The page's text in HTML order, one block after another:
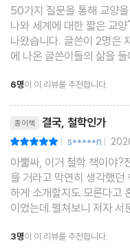
환상을 좇아도 좋을까?
서른 번째 인문학 │ 모든
무일까?
서른한 번째 인문학 │ 자유
는 것일까?
서른두 번째 인문학 │ 법
수 있을까?
까?
50가지 질문을 통해 교양
나와 세계에 대한 짧은 교
나왔습니다. 글쓴이 2명은
에 나온 글쓴이들의 삶을
나 하는 생각이 듭니다. 그
읽다보면 어려운 질문에 난
6명이 이 리뷰를 추천합니다.
종이책 결국, 철학인가
| s*****n |
아뿔싸, 이거 철학 책이야?
을 거라고 막연히 생각했던
하게 소개할지도 모른다고
이었는데.펼쳐보니 저자 서
되는 시간'될 수도 없지만
정 이 산을 넘지 않고서는 인
3명이 이 리뷰를 추천합니다.